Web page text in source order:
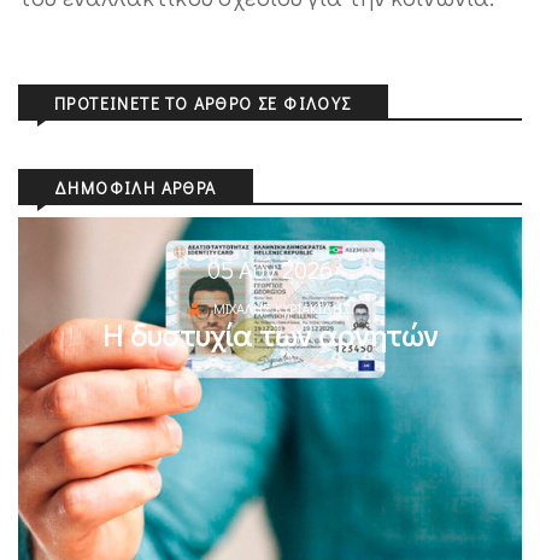
ΠΡΟΤΕΊΝΕΤΕ ΤΟ ΆΡΘΡΟ ΣΕ ΦΊΛΟΥΣ
ΔΗΜΟΦΙΛΉ ΆΡΘΡΑ
05 Αυγ 2026
ΜΙΧΆΛΗΣ ΚΥΡΙΑΚΊΔΗΣ
Η δυστυχία των αρνητών